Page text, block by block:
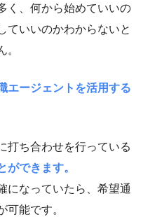
く、何から始めていいの
ていいのかわからないと
。
エージェントを活用する
打ち合わせを行っている
ができます。
になっていたら、希望通
可能です。